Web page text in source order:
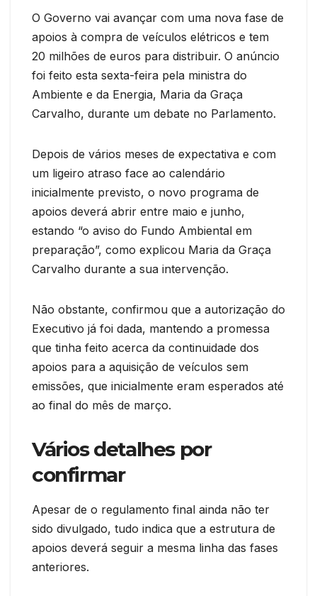
O Governo vai avançar com uma nova fase de
apoios à compra de veículos elétricos e tem
20 milhões de euros para distribuir. O anúncio
foi feito esta sexta-feira pela ministra do
Ambiente e da Energia, Maria da Graça
Carvalho, durante um debate no Parlamento.
Depois de vários meses de expectativa e com
um ligeiro atraso face ao calendário
inicialmente previsto, o novo programa de
apoios deverá abrir entre maio e junho,
estando “o aviso do Fundo Ambiental em
preparação”, como explicou Maria da Graça
Carvalho durante a sua intervenção.
Não obstante, confirmou que a autorização do
Executivo já foi dada, mantendo a promessa
que tinha feito acerca da continuidade dos
apoios para a aquisição de veículos sem
emissões, que inicialmente eram esperados até
ao final do mês de março.
Vários detalhes por
confirmar
Apesar de o regulamento final ainda não ter
sido divulgado, tudo indica que a estrutura de
apoios deverá seguir a mesma linha das fases
anteriores.